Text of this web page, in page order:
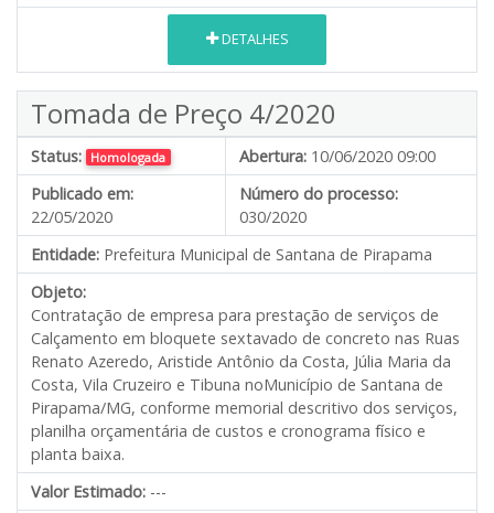
DETALHES
Tomada de Preço 4/2020
Status: Homologada Abertura: 10/06/2020 09:00
Publicado em:
22/05/2020
Número do processo:
030/2020
Entidade: Prefeitura Municipal de Santana de Pirapama
Objeto:
Contratação de empresa para prestação de serviços de
Calçamento em bloquete sextavado de concreto nas Ruas
Renato Azeredo, Aristide Antônio da Costa, Júlia Maria da
Costa, Vila Cruzeiro e Tibuna noMunicípio de Santana de
Pirapama/MG, conforme memorial descritivo dos serviços,
planilha orçamentária de custos e cronograma físico e
planta baixa.
Valor Estimado: ---